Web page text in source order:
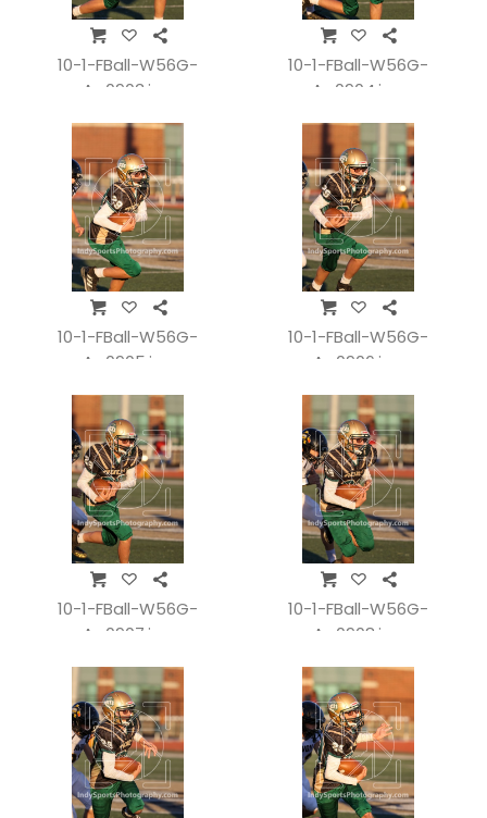
10-1-FBall-W56G-
A_0903.jpg
10-1-FBall-W56G-
A_0904.jpg
10-1-FBall-W56G-
A_0905.jpg
10-1-FBall-W56G-
A_0906.jpg
10-1-FBall-W56G-
A_0907.jpg
10-1-FBall-W56G-
A_0908.jpg